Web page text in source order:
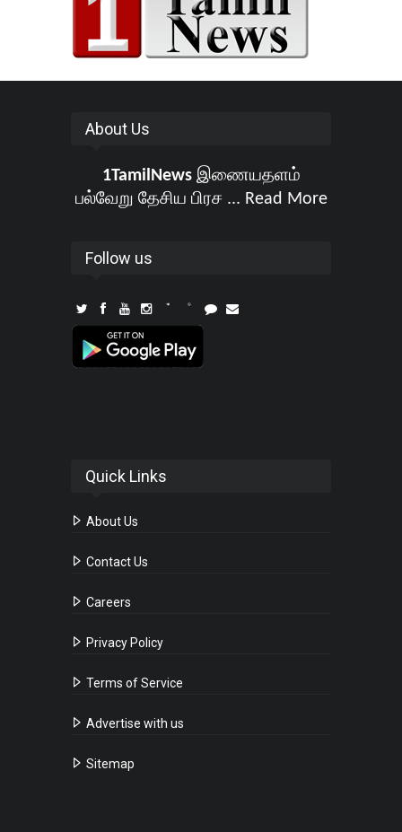
About Us
1TamilNewsஇணையதளம்
பல்வேறு தேசிய பிரச ... Read More
Follow us
Quick Links
About Us
Contact Us
Careers
Privacy Policy
Terms of Service
Advertise with us
Sitemap